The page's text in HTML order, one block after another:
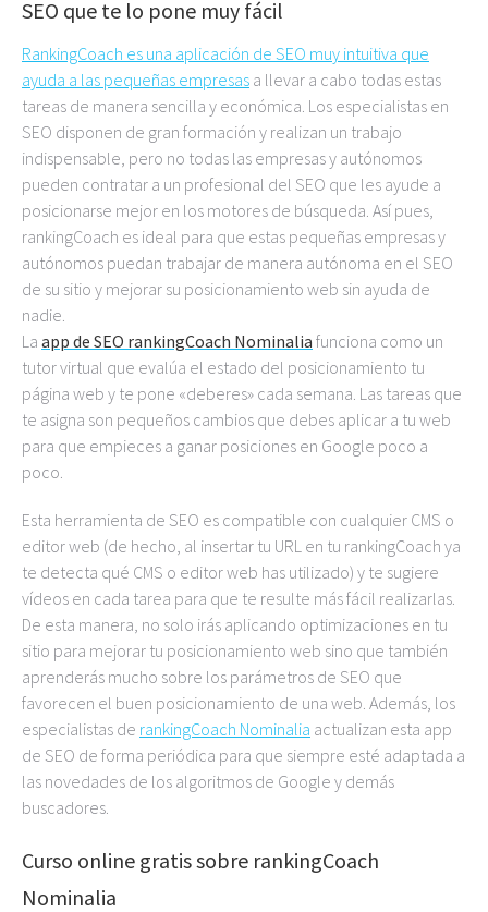
SEO que te lo pone muy fácil
RankingCoach es una aplicación de SEO muy intuitiva que
ayuda a las pequeñas empresas a llevar a cabo todas estas
tareas de manera sencilla y económica. Los especialistas en
SEO disponen de gran formación y realizan un trabajo
indispensable, pero no todas las empresas y autónomos
pueden contratar a un profesional del SEO que les ayude a
posicionarse mejor en los motores de búsqueda. Así pues,
rankingCoach es ideal para que estas pequeñas empresas y
autónomos puedan trabajar de manera autónoma en el SEO
de su sitio y mejorar su posicionamiento web sin ayuda de
nadie.
La app de SEO rankingCoach Nominalia funciona como un
tutor virtual que evalúa el estado del posicionamiento tu
página web y te pone «deberes» cada semana. Las tareas que
te asigna son pequeños cambios que debes aplicar a tu web
para que empieces a ganar posiciones en Google poco a
poco.
Esta herramienta de SEO es compatible con cualquier CMS o
editor web (de hecho, al insertar tu URL en tu rankingCoach ya
te detecta qué CMS o editor web has utilizado) y te sugiere
vídeos en cada tarea para que te resulte más fácil realizarlas.
De esta manera, no solo irás aplicando optimizaciones en tu
sitio para mejorar tu posicionamiento web sino que también
aprenderás mucho sobre los parámetros de SEO que
favorecen el buen posicionamiento de una web. Además, los
especialistas de rankingCoach Nominalia actualizan esta app
de SEO de forma periódica para que siempre esté adaptada a
las novedades de los algoritmos de Google y demás
buscadores.
Curso online gratis sobre rankingCoach
Nominalia